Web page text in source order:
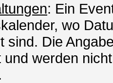
: Ein
wo
sind. Die
und werden